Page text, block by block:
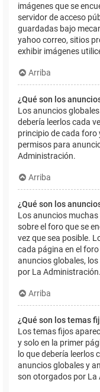
imágenes que se
servidor de acceso
guardadas bajo
yahoo correo, sitios
exhibir imágenes
Arriba
¿Qué son los
Los anuncios
debería leerlos cada
principio de cada foro
permisos para
Administración.
Arriba
¿Qué son los
Los anuncios
sobre el foro que se
vez que sea posible.
cada página en el
anuncios globales,
por La Administración.
Arriba
¿Qué son los temas
Los temas fijos
y solo en la primer
lo que debería leerlos
anuncios globales y
son otorgados por La